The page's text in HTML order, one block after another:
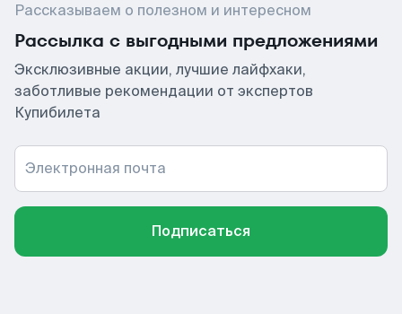
Рассказываем о полезном и интересном
Рассылка с выгодными предложениями
Эксклюзивные акции, лучшие лайфхаки,
заботливые рекомендации от экспертов
Купибилета
Электронная почта
Подписаться